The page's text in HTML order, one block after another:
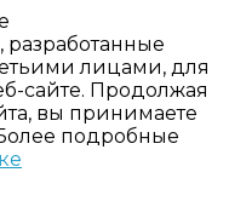
лицами, для
сайте. Продолжая
вы принимаете
подробные